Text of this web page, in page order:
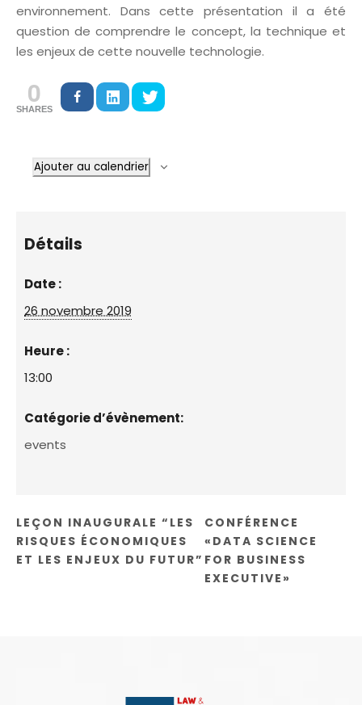
environnement. Dans cette présentation il a été
question de comprendre le concept, la technique et
les enjeux de cette nouvelle technologie.
0
SHARES
Ajouter au calendrier
Détails
Date :
26 novembre 2019
Heure :
13:00
Catégorie d’évènement:
events
LEÇON INAUGURALE “LES
RISQUES ÉCONOMIQUES
ET LES ENJEUX DU FUTUR”
CONFÉRENCE
«DATA SCIENCE
FOR BUSINESS
EXECUTIVE»